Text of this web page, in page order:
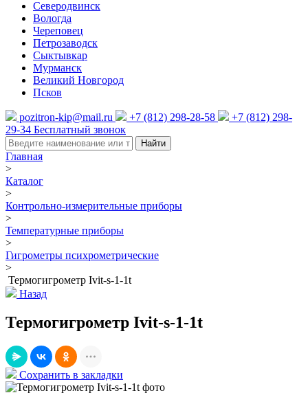
Северодвинск
Вологда
Череповец
Петрозаводск
Сыктывкар
Мурманск
Великий Новгород
Псков
pozitron-kip@mail.ru +7 (812) 298-28-58
+7 (812) 298-
29-34 Бесплатный звонок
Найти
Главная
>
Каталог
>
Контрольно-измерительные приборы
>
Температурные приборы
>
Гигрометры психрометрические
>
Термогигрометр Ivit-s-1-1t
Назад
Термогигрометр Ivit-s-1-1t
Сохранить в закладки